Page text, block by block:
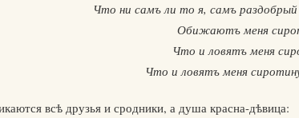
Что ни самъ ли то я, самъ раздобрый
Обижаютъ меня
Что и ловятъ меня
Что и ловятъ меня
всѣ друзья и сродники, а душа красна-дѣвица: